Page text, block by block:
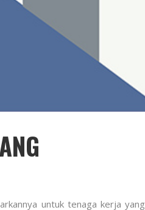
untuk tenaga kerja yang